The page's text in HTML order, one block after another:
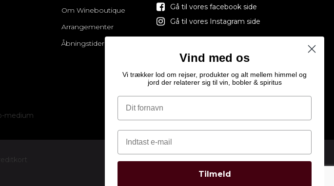
Om Wineboutique
Arrangementer
Åbningstider
Gå til vores facebook side
Gå til vores Instagram side
Vind med os
Vi trækker lod om rejser, produkter og alt mellem himmel og
jord der relaterer sig til vin, bobler & spiritus
Tilmeld